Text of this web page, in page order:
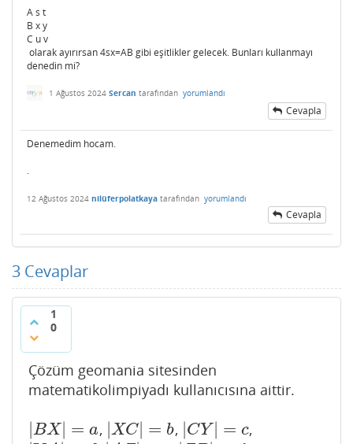
A s t
B x y
C u v
olarak ayırırsan 4sx=AB gibi eşitlikler gelecek. Bunları kullanmayı
denedin mi?
1 Ağustos 2024 Sercan tarafından yorumlandı
Cevapla
Denemedim hocam.
.
12 Ağustos 2024 nilüferpolatkaya tarafından yorumlandı
Cevapla
3 Cevaplar
1
0
Çözüm geomania sitesinden
matematikolimpiyadı kullanıcısına aittir.
BX| = a
|BX| a , XC = b
|XC|= b , CY| = c
|CY| c ,